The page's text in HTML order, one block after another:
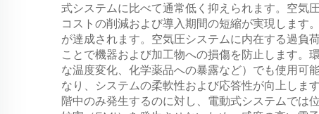
式システムに比べて通常低く抑えられます。空気
コストの削減および導入期間の短縮が実現します
が達成されます。空気圧システムに内在する過負
ことで機器および加工物への損傷を防止します。
な温度変化、化学薬品への暴露など）でも使用可
なり、システムの柔軟性および応答性が向上しま
階中のみ発生するのに対し、電動式システムでは